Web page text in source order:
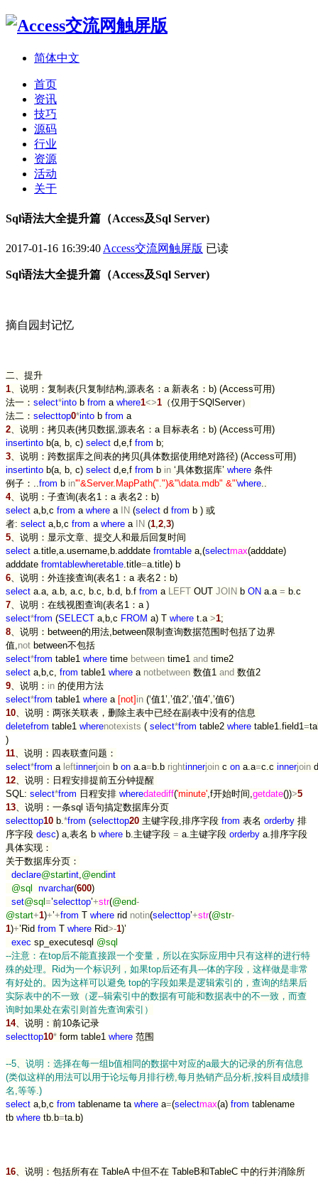
简体中文
首页
资讯
技巧
源码
行业
资源
活动
关于
Sql语法大全提升篇（Access及Sql Server)
2017-01-16 16:39:40 Access交流网触屏版 已读
Sql语法大全提升篇（Access及Sql Server)
摘自园封记忆
二、提升
1、说明：复制表(只复制结构,源表名：a 新表名：b) (Access可用)
法一： select*into b from a where1<>1 （仅用于SQlServer）
法二： selecttop0*into b from a
2、说明：拷贝表(拷贝数据,源表名：a 目标表名：b) (Access可用)
insertinto b(a, b, c) select d,e,f from b;
3、说明：跨数据库之间表的拷贝(具体数据使用绝对路径) (Access可用)
insertinto b(a, b, c) select d,e,f from b in ‘具体数据库’ where 条件
例子：..from b in'"&Server.MapPath(".")&"\data.mdb" &"'where..
4、说明：子查询(表名1：a 表名2：b)
select a,b,c from a where a IN (select d from b ) 或
者: select a,b,c from a where a IN (1,2,3)
5、说明：显示文章、提交人和最后回复时间
select a.title,a.username,b.adddate fromtable a,(selectmax(adddate)
adddate fromtablewheretable.title=a.title) b
6、说明：外连接查询(表名1：a 表名2：b)
select a.a, a.b, a.c, b.c, b.d, b.f from a LEFT OUT JOIN b ON a.a = b.c
7、说明：在线视图查询(表名1：a )
select*from (SELECT a,b,c FROM a) T where t.a >1;
8、说明：between的用法,between限制查询数据范围时包括了边界
值,not between不包括
select*from table1 where time between time1 and time2
select a,b,c, from table1 where a notbetween 数值1 and 数值2
9、说明： in 的使用方法
select*from table1 where a [not] in (‘值1’,’值2’,’值4’,’值6’)
10、说明：两张关联表，删除主表中已经在副表中没有的信息
deletefrom table1 wherenotexists ( select*from table2 where table1.field1=
)
11、说明：四表联查问题：
select*from a leftinnerjoin b on a.a= b.b rightinnerjoin c on a.a=c.c innerjoin
12、说明：日程安排提前五分钟提醒
SQL: select*from 日程安排 wheredatediff('minute',f开始时间,getdate())>5
13、说明：一条sql 语句搞定数据库分页
selecttop10 b.*from (selecttop20 主键字段,排序字段 from 表名 orderby 排
序字段 desc) a,表名 b where b.主键字段 = a.主键字段 orderby a.排序字段
具体实现：
关于数据库分页：
declare@startint,@endint
@sql
nvarchar(600)
set@sql =’selecttop’+str(@end-
@start+1)+’+from T where rid notin(selecttop’+str(@str-
1)+’Rid from T where Rid>-1)’
exec sp_executesql @sql
--注意：在top后不能直接跟一个变量，所以在实际应用中只有这样的进行特
殊的处理。Rid为一个标识列，如果top后还有具---体的字段，这样做是非常
有好处的。因为这样可以避免 top的字段如果是逻辑索引的，查询的结果后
实际表中的不一致（逻--辑索引中的数据有可能和数据表中的不一致，而查
询时如果处在索引则首先查询索引）
14、说明：前10条记录
selecttop10* form table1 where 范围
--5、说明：选择在每一组b值相同的数据中对应的a最大的记录的所有信息
(类似这样的用法可以用于论坛每月排行榜,每月热销产品分析,按科目成绩排
名,等等.)
select a,b,c from tablename ta where a=(selectmax(a) from tablename
tb where tb.b=ta.b)
16、说明：包括所有在 TableA 中但不在 TableB和TableC 中的行并消除所